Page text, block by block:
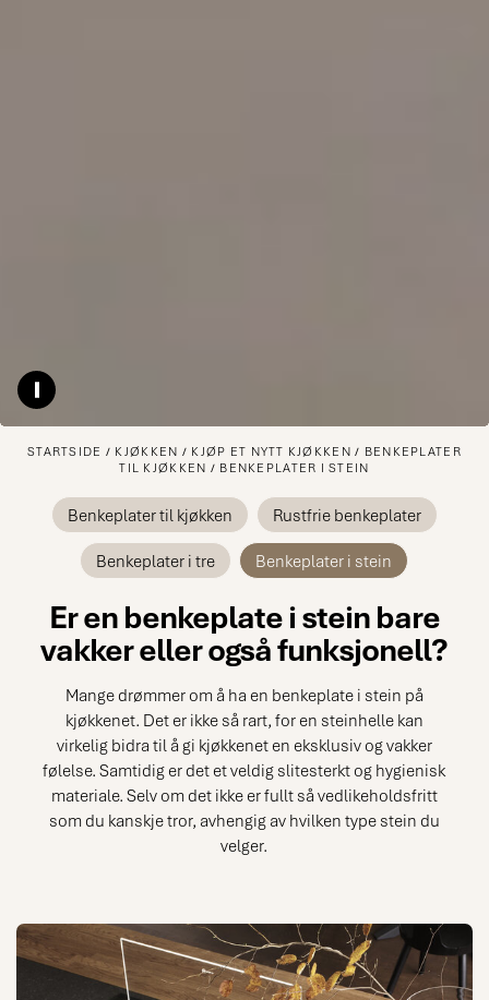
STARTSIDE KJØKKEN KJØP ET NYTT KJØKKEN
BENKEPLATER
TIL KJØKKEN
BENKEPLATER I STEIN
Pause video
Benkeplater til kjøkken Rustfrie benkeplater
Benkeplater i tre Benkeplater i stein
Er en benkeplate i stein bare
vakker eller også funksjonell?
Mange drømmer om å ha en benkeplate i stein på
kjøkkenet. Det er ikke så rart, for en steinhelle kan
virkelig bidra til å gi kjøkkenet en eksklusiv og vakker
følelse. Samtidig er det et veldig slitesterkt og hygienisk
materiale. Selv om det ikke er fullt så vedlikeholdsfritt
som du kanskje tror, ​​avhengig av hvilken type stein du
velger.